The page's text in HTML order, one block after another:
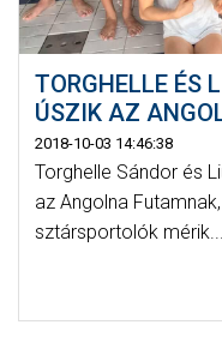
TORGHELLE ÉS
ÚSZIK AZ
2018-10-03 14:46:38
Torghelle Sándor és
az Angolna
sztársportolók mérik...